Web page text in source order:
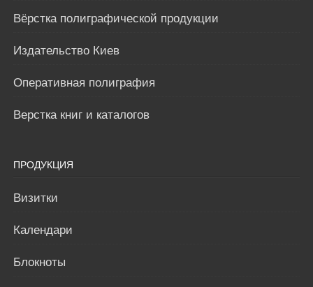
Вёрстка полиграфической продукции
Издательство Киев
Оперативная полиграфия
Верстка книг и каталогов
ПРОДУКЦИЯ
Визитки
Календари
Блокноты